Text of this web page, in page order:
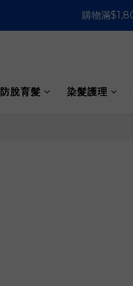
防脫育髮 染髮護理